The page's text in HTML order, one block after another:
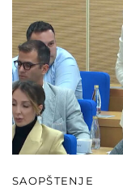
SAOPŠTENJE